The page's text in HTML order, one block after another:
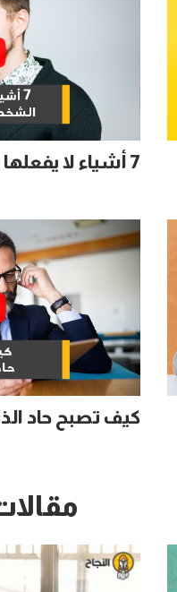
7 أشياء لا يفعلها الشخص الذكي أبداً
كيف تصبح حاد